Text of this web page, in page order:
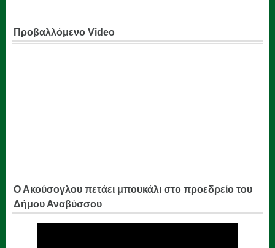
Προβαλλόμενο Video
Ο Ακούσογλου πετάει μπουκάλι στο προεδρείο του
Δήμου Αναβύσσου